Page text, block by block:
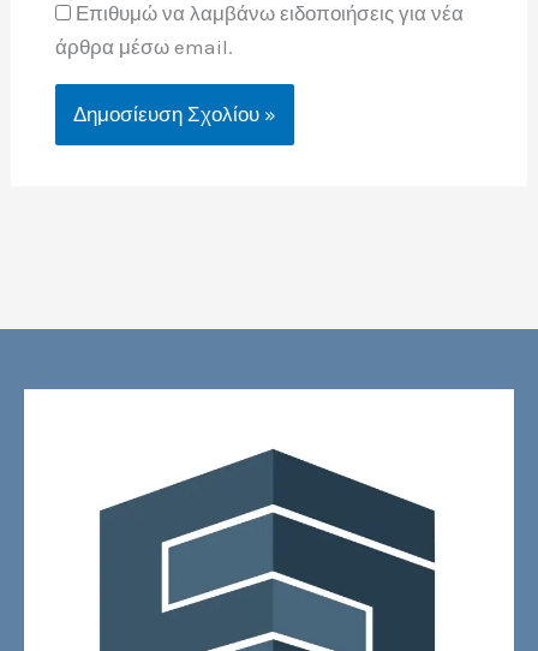
Επιθυμώ να λαμβάνω ειδοποιήσεις για νέα
άρθρα μέσω email.